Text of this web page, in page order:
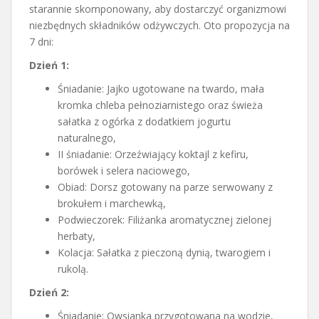
starannie skomponowany, aby dostarczyć organizmowi
niezbędnych składników odżywczych. Oto propozycja na
7 dni:
Dzień 1:
Śniadanie: Jajko ugotowane na twardo, mała
kromka chleba pełnoziarnistego oraz świeża
sałatka z ogórka z dodatkiem jogurtu
naturalnego,
II śniadanie: Orzeźwiający koktajl z kefiru,
borówek i selera naciowego,
Obiad: Dorsz gotowany na parze serwowany z
brokułem i marchewką,
Podwieczorek: Filiżanka aromatycznej zielonej
herbaty,
Kolacja: Sałatka z pieczoną dynią, twarogiem i
rukolą.
Dzień 2:
Śniadanie: Owsianka przygotowana na wodzie,